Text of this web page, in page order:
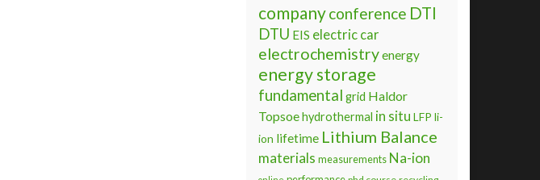
companyconference DTI
DTU EIS electric car
electrochemistryenergy
energy storage
fundamental grid Haldor
Topsoe hydrothermal in situ LFP li-
ion lifetime Lithium Balance
materials measurements Na-ion